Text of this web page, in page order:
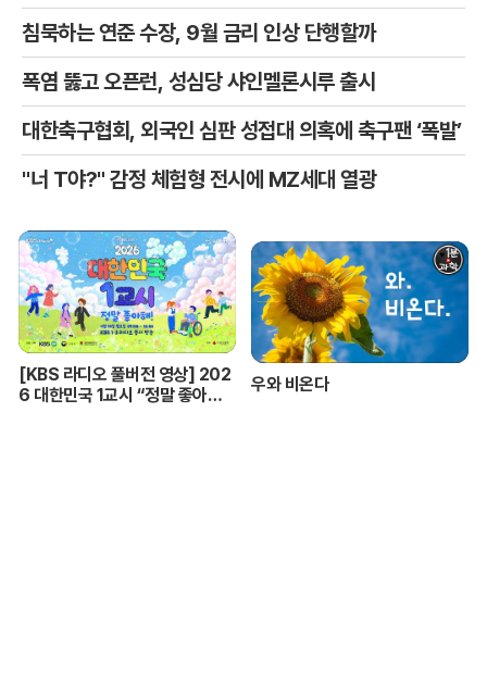
침묵하는 연준 수장, 9월 금리 인상 단행할까
폭염 뚫고 오픈런, 성심당 샤인멜론시루 출시
대한축구협회, 외국인 심판 성접대 의혹에 축구팬 ‘폭발’
"너 T야?" 감정 체험형 전시에 MZ세대 열광
[KBS 라디오 풀버전 영상] 202
6 대한민국 1교시 “정말 좋아
우와 비온다